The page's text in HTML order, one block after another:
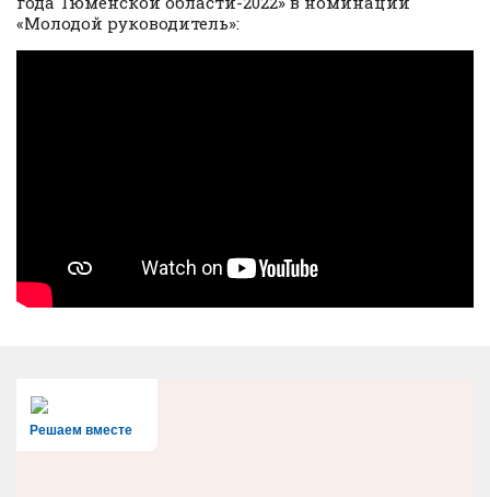
«Молодой руководитель»:
Решаем вместе